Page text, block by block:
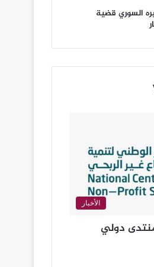
السوري قضية
الأخبار
دولي